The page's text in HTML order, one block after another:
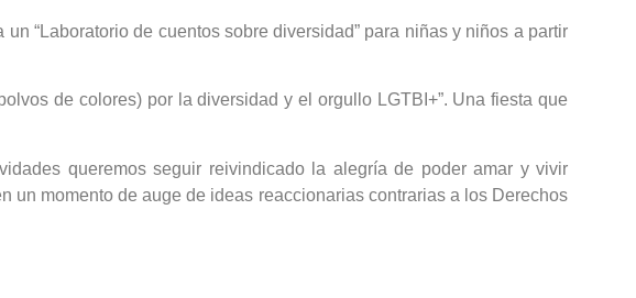
“Laboratorio de cuentos sobre diversidad” para niñas y niños a partir
de colores) por la diversidad y el orgullo LGTBI+”. Una fiesta que
queremos seguir reivindicado la alegría de poder amar y vivir
un momento de auge de ideas reaccionarias contrarias a los Derechos